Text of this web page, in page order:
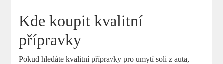
Kde koupit kvalitní
přípravky
Pokud hledáte kvalitní přípravky pro umytí soli z auta,